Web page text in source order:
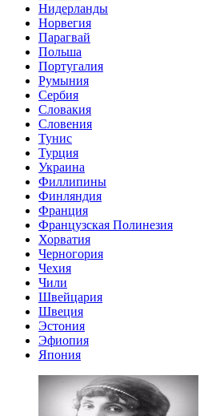
Нидерланды
Норвегия
Парагвай
Польша
Португалия
Румыния
Сербия
Словакия
Словения
Тунис
Турция
Украина
Филлипины
Финляндия
Франция
Французская Полинезия
Хорватия
Черногория
Чехия
Чили
Швейцария
Швеция
Эстония
Эфиопия
Япония